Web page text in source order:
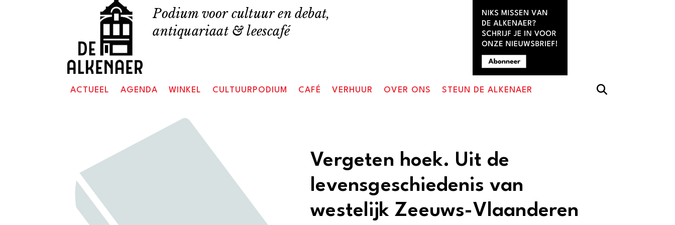
Podium voor cultuur en debat,
antiquariaat & leescafé
ACTUEEL AGENDA WINKEL CULTUURPODIUM CAFÉ VERHUUR OVER ONS STEUN DE ALKENAER
Vergeten hoek. Uit de
levensgeschiedenis van
westelijk Zeeuws-Vlaanderen